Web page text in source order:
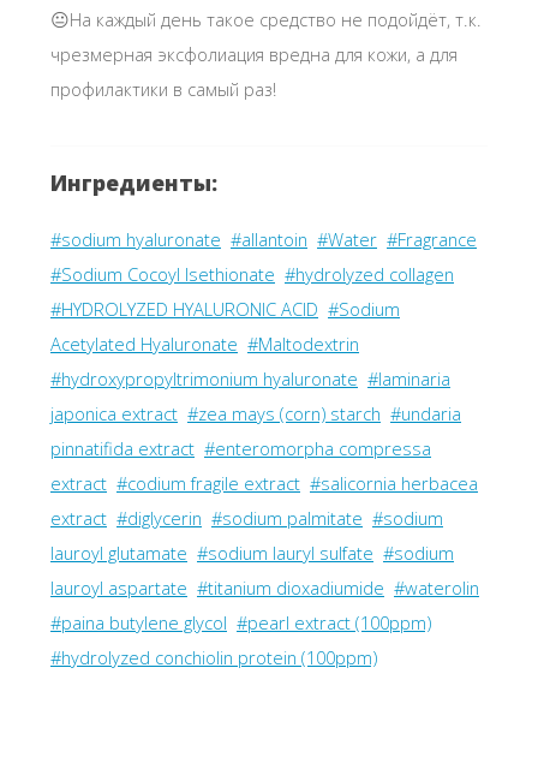
😐На каждый день такое средство не подойдёт, т.к.
чрезмерная эксфолиация вредна для кожи, а для
профилактики в самый раз!
Ингредиенты:
#sodium hyaluronate #allantoin #Water #Fragrance
#Sodium Cocoyl Isethionate #hydrolyzed collagen
#HYDROLYZED HYALURONIC ACID #Sodium
Acetylated Hyaluronate #Maltodextrin
#hydroxypropyltrimonium hyaluronate #laminaria
japonica extract #zea mays (corn) starch #undaria
pinnatifida extract #enteromorpha compressa
extract #codium fragile extract #salicornia herbacea
extract #diglycerin #sodium palmitate #sodium
lauroyl glutamate #sodium lauryl sulfate #sodium
lauroyl aspartate #titanium dioxadiumide #waterolin
#paina butylene glycol #pearl extract (100ppm)
#hydrolyzed conchiolin protein (100ppm)